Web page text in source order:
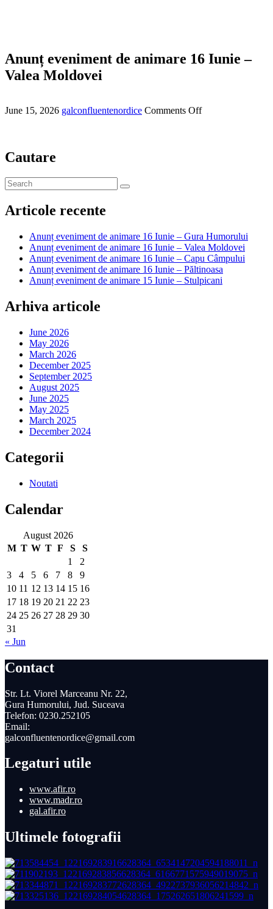
Anunț eveniment de animare 16 Iunie –
Valea Moldovei
June 15, 2026 galconfluentenordice Comments Off
Cautare
Articole recente
Anunț eveniment de animare 16 Iunie – Gura Humorului
Anunț eveniment de animare 16 Iunie – Valea Moldovei
Anunț eveniment de animare 16 Iunie – Capu Câmpului
Anunț eveniment de animare 16 Iunie – Păltinoasa
Anunț eveniment de animare 15 Iunie – Stulpicani
Arhiva articole
June 2026
May 2026
March 2026
December 2025
September 2025
August 2025
June 2025
May 2025
March 2025
December 2024
Categorii
Noutati
Calendar
August 2026
M T W T F S
S
1
2
3
4 5 6 7 8
9
10 11 12 13 14 15 16
17 18 19 20 21 22 23
24 25 26 27 28 29 30
31
« Jun
Contact
Str. Lt. Viorel Marceanu Nr. 22,
Gura Humorului, Jud. Suceava
Telefon: 0230.252105
Email:
galconfluentenordice@gmail.com
Legaturi utile
www.afir.ro
www.madr.ro
gal.afir.ro
Ultimele fotografii